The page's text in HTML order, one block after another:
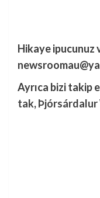
Hikaye ipucunuz
Ayrıca bizi takip
tak,Þjórsárdalur